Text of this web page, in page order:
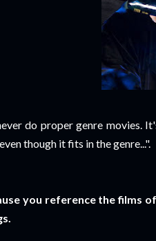
do proper genre movies.
though it fits in the genre...".
you reference the films